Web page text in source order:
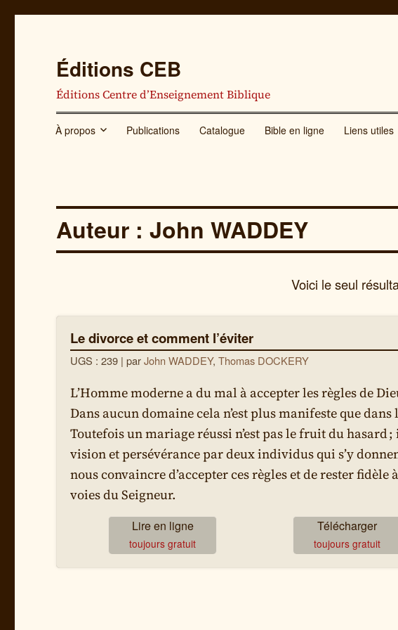
Éditions CEB
Éditions Centre d’Enseignement Biblique
À propos Publications Catalogue Bible en ligne Liens utiles
Auteur : John WADDEY
Voici le seul
Le divorce et comment l’éviter
UGS : 239 | parJohn WADDEY,Thomas DOCKERY
L’Homme moderne a du mal à accepter les règles de
Dans aucun domaine cela n’est plus manifeste que
Toutefois un mariage réussi n’est pas le fruit du hasard
vision et persévérance par deux individus qui s’y
nous convaincre d’accepter ces règles et de rester
voies du Seigneur.
Lire en ligne
toujours gratuit
Télécharger
toujours gratuit